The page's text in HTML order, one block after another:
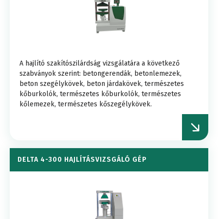
A hajlító szakítószilárdság vizsgálatára a következő
szabványok szerint: betongerendák, betonlemezek,
beton szegélykövek, beton járdakövek, természetes
kőburkolók, természetes kőburkolók, természetes
kőlemezek, természetes kőszegélykövek.
DELTA 4-300 HAJLÍTÁSVIZSGÁLÓ GÉP